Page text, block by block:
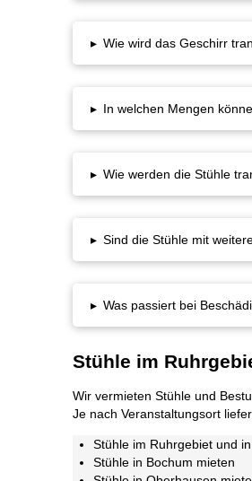
▸ Wie wird das Geschirr
▸ In welchen Mengen
▸ Wie werden die Stühle
▸ Sind die Stühle mit
▸ Was passiert bei
Stühle im
Wir vermieten Stühle und
Je nach Veranstaltungsort
Stühle im Ruhrgebiet und
Stühle in Bochum mieten